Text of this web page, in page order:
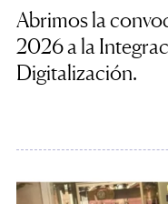
Abrimos la
2026 a la
Digitalización.